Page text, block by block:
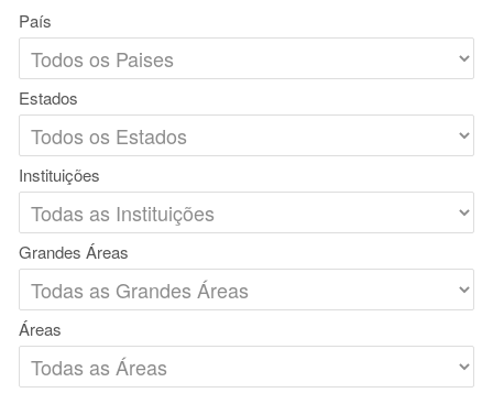
País
Estados
Instituições
Grandes Áreas
Áreas